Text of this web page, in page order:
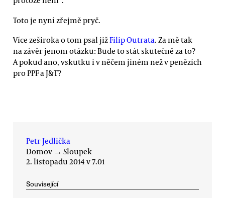
Toto je nyní zřejmě pryč.
Více zeširoka o tom psal jižFilip Outrata. Za mě tak
na závěr jenom otázku: Bude to stát skutečně za to?
A pokud ano, vskutku i v něčem jiném než v penězích
pro PPF a J&T?
Petr Jedlička
Domov → Sloupek
2. listopadu 2014 v 7.01
Související